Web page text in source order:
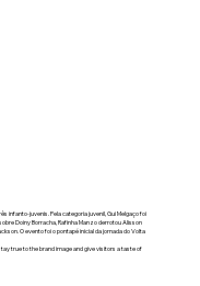
infanto-juvenis. Pela categoria juvenil, Gui Melgaço foi
Doiny Borracha, Rafinha Manzo derrotou Alisson
O evento foi o pontapé inicial da jornada do Volta
true to the brand image and give visitors a taste of